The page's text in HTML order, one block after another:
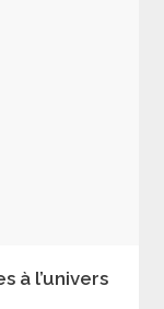
à l’univers